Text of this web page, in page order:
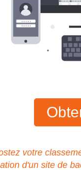
votre
d'un site de